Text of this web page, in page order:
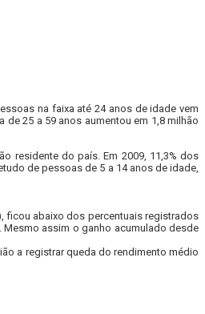
na faixa até 24 anos de idade vem
25 a 59 anos aumentou em 1,8 milhão
residente do país. Em 2009, 11,3% dos
de pessoas de 5 a 14 anos de idade,
ficou abaixo dos percentuais registrados
Mesmo assim o ganho acumulado desde
a registrar queda do rendimento médio